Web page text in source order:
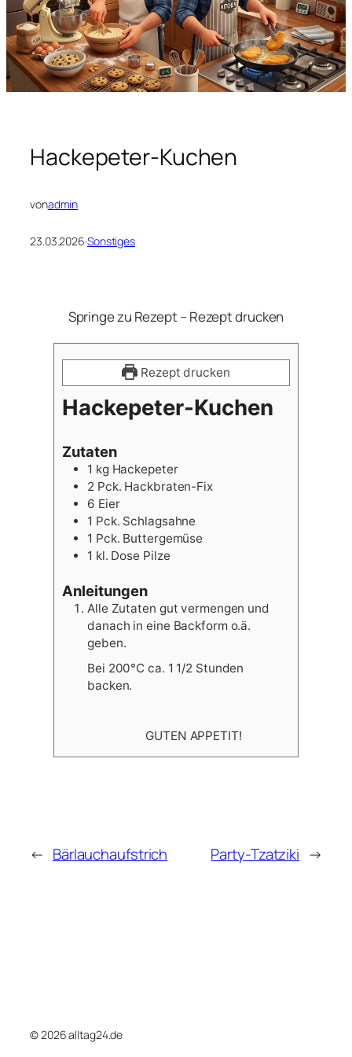
Hackepeter-Kuchen
vonadmin
23.03.2026·Sonstiges
Springe zu Rezept–Rezept drucken
Rezept drucken
Hackepeter-Kuchen
Zutaten
1 kg Hackepeter
2 Pck. Hackbraten-Fix
6 Eier
1 Pck. Schlagsahne
1 Pck. Buttergemüse
1 kl. Dose Pilze
Anleitungen
Alle Zutaten gut vermengen und
danach in eine Backform o.ä.
geben.
Bei 200°C ca. 1 1/2 Stunden
backen.
GUTEN APPETIT!
← Bärlauchaufstrich Party-Tzatziki →
© 2026 alltag24.de